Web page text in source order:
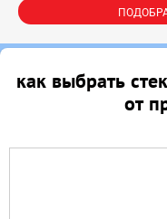
как выбрать
от